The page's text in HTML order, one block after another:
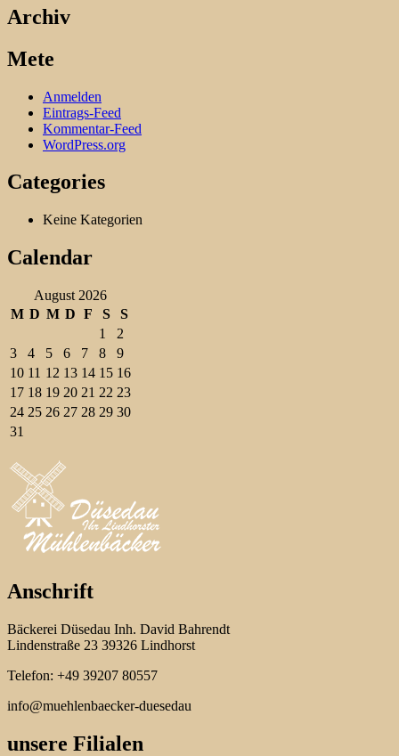
Archiv
Mete
Anmelden
Eintrags-Feed
Kommentar-Feed
WordPress.org
Categories
Keine Kategorien
Calendar
August 2026
M D M D F S
S
1
2
3
4 5 6 7 8
9
10 11 12 13 14 15 16
17 18 19 20 21 22 23
24 25 26 27 28 29 30
31
Anschrift
Bäckerei Düsedau Inh. David Bahrendt
Lindenstraße 23 39326 Lindhorst
Telefon: +49 39207 80557
info@muehlenbaecker-duesedau
unsere Filialen